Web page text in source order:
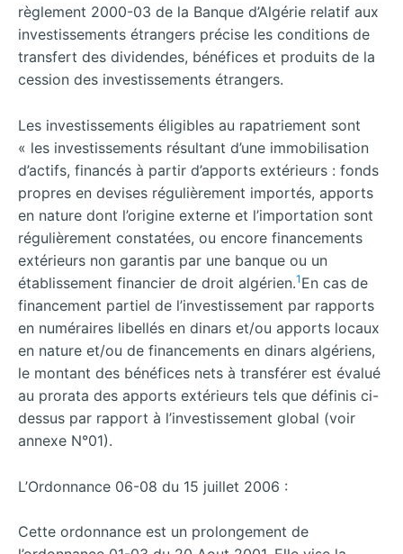
règlement 2000-03 de la Banque d’Algérie relatif aux
investissements étrangers précise les conditions de
transfert des dividendes, bénéfices et produits de la
cession des investissements étrangers.
Les investissements éligibles au rapatriement sont
« les investissements résultant d’une immobilisation
d’actifs, financés à partir d’apports extérieurs : fonds
propres en devises régulièrement importés, apports
en nature dont l’origine externe et l’importation sont
régulièrement constatées, ou encore financements
extérieurs non garantis par une banque ou un
établissement financier de droit algérien.1 En cas de
financement partiel de l’investissement par rapports
en numéraires libellés en dinars et/ou apports locaux
en nature et/ou de financements en dinars algériens,
le montant des bénéfices nets à transférer est évalué
au prorata des apports extérieurs tels que définis ci-
dessus par rapport à l’investissement global (voir
annexe N°01).
L’Ordonnance 06-08 du 15 juillet 2006 :
Cette ordonnance est un prolongement de